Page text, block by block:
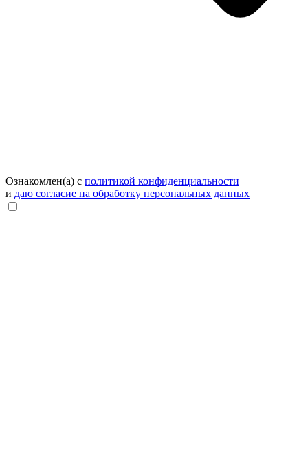
Ознакомлен(а) с политикой конфиденциальности
и даю согласие на обработку персональных данных